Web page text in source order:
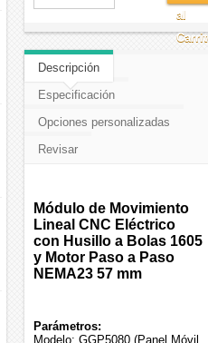
al
Descripción
Especificación
Opciones personalizadas
Revisar
Módulo de Movimiento
Lineal CNC Eléctrico
con Husillo a Bolas 1605
y Motor Paso a Paso
NEMA23 57 mm
Parámetros:
Modelo: GGP5080 (Panel Móvil